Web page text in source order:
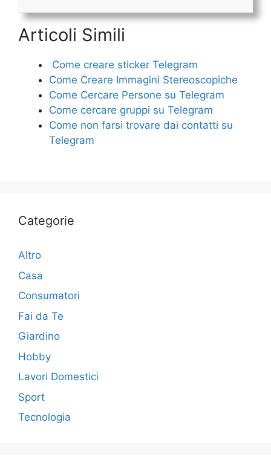
Articoli Simili
​ Come creare sticker Telegram​
Come Creare Immagini Stereoscopiche
Come Cercare Persone su Telegram
Come cercare gruppi su Telegram​
​Come non farsi trovare dai contatti su
Telegram​
Categorie
Altro
Casa
Consumatori
Fai da Te
Giardino
Hobby
Lavori Domestici
Sport
Tecnologia